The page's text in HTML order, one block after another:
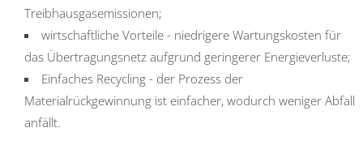
Treibhausgasemissionen;
wirtschaftliche Vorteile - niedrigere Wartungskosten für
das Übertragungsnetz aufgrund geringerer Energieverluste;
Einfaches Recycling - der Prozess der
Materialrückgewinnung ist einfacher, wodurch weniger Abfall
anfällt.